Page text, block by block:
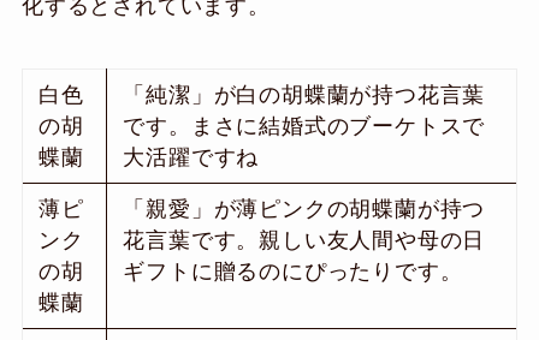
化するとされています。
白色
の胡
蝶蘭
「純潔」が白の胡蝶蘭が持つ花言葉
です。まさに結婚式のブーケトスで
大活躍ですね
薄ピ
ンク
の胡
蝶蘭
「親愛」が薄ピンクの胡蝶蘭が持つ
花言葉です。親しい友人間や母の日
ギフトに贈るのにぴったりです。